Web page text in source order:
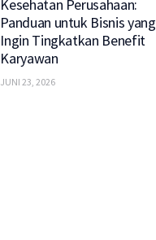
Kesehatan Perusahaan:
Panduan untuk Bisnis yang
Ingin Tingkatkan Benefit
Karyawan
JUNI 23, 2026